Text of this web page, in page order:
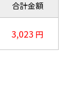
合計金額
3,023 円